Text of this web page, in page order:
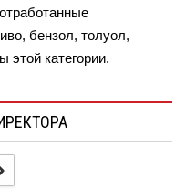
бензол, толуол,
этой категории.